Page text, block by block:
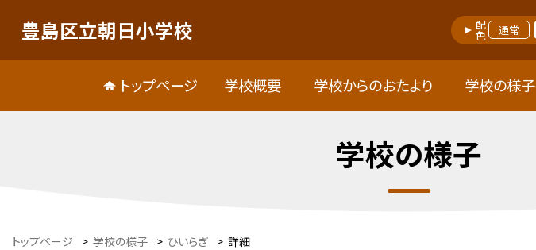
豊島区立朝日小学校 配色 通常
トップページ 学校概要 学校からのおたより 学校の様子
学校の様子
トップページ > 学校の様子 > ひいらぎ > 詳細